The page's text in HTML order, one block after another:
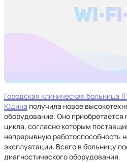
Городская клиническая больница
Юдина получила новое
оборудование. Оно приобретается
цикла, согласно которым
непрерывную работоспособность
эксплуатации. Всего в больницу
диагностического оборудования.